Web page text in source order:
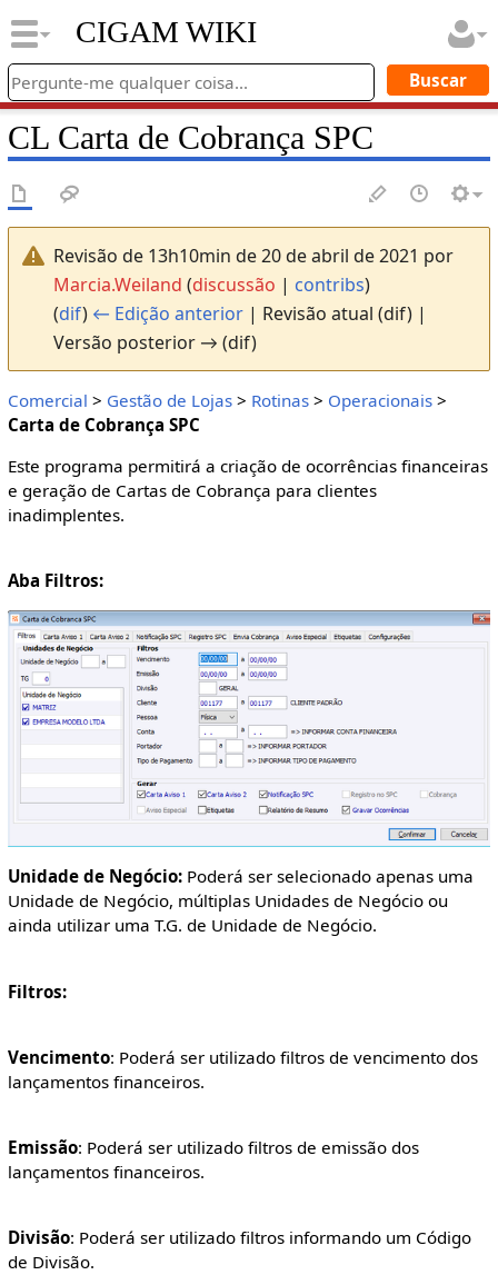
CIGAM WIKI
CL Carta de Cobrança SPC
Revisão de 13h10min de 20 de abril de 2021 por
Marcia.Weiland (discussão | contribs)
(dif) ← Edição anterior| Revisão atual (dif) |
Versão posterior → (dif)
Comercial > Gestão de Lojas> Rotinas> Operacionais>
Carta de Cobrança SPC
Este programa permitirá a criação de ocorrências financeiras
e geração de Cartas de Cobrança para clientes
inadimplentes.
Aba Filtros:
Unidade de Negócio: Poderá ser selecionado apenas uma
Unidade de Negócio, múltiplas Unidades de Negócio ou
ainda utilizar uma T.G. de Unidade de Negócio.
Filtros:
Vencimento: Poderá ser utilizado filtros de vencimento dos
lançamentos financeiros.
Emissão: Poderá ser utilizado filtros de emissão dos
lançamentos financeiros.
Divisão: Poderá ser utilizado filtros informando um Código
de Divisão.